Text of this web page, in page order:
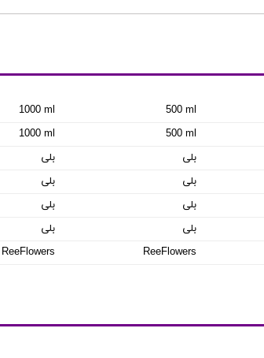
500 ml
1000 ml
500 ml
1000 ml
بلی بلی
بلی بلی
بلی بلی
بلی بلی
ReeFlowers
ReeFlowers